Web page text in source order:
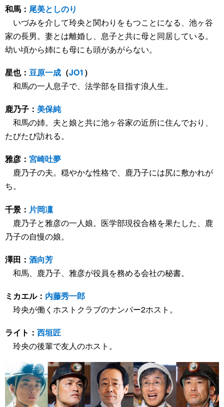
和馬： 尾美としのり
いづみを介して玲央と関わりをもつことになる、池ヶ谷
家の長男。妻とは離婚し、息子と共に母と同居している。
幼い頃から姉にも母にも頭があがらない。
星也： 豆原一成 （JO1 ）
和馬の一人息子で、法学部を目指す浪人生。
鹿乃子： 美保純
和馬の姉。夫と娘と共に池ヶ谷家の近所に住んでおり、
たびたび訪れる。
雅彦： 宮崎吐夢
鹿乃子の夫。穏やかな性格で、鹿乃子には尻に敷かれが
ち。
千景： 片岡凜
鹿乃子と雅彦の一人娘。医学部現役合格を果たした、鹿
乃子の自慢の娘。
澤田： 酒向芳
和馬、鹿乃子、雅彦が役員を務める会社の秘書。
ミカエル： 内藤秀一郎
玲央が働くホストクラブのナンバー2ホスト。
ライト： 西垣匠
玲央の後輩で友人のホスト。